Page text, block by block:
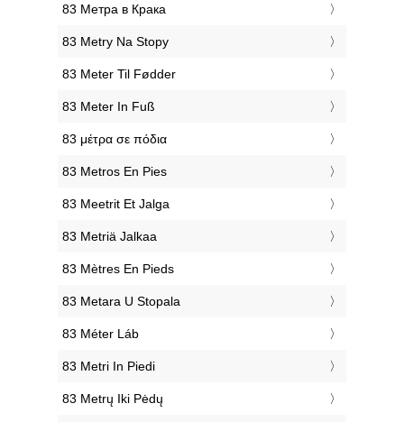
‎83 Метра в Крака
‎83 Metry Na Stopy
‎83 Meter Til Fødder
‎83 Meter In Fuß
‎83 μέτρα σε πόδια
‎83 Metros En Pies
‎83 Meetrit Et Jalga
‎83 Metriä Jalkaa
‎83 Mètres En Pieds
‎83 Metara U Stopala
‎83 Méter Láb
‎83 Metri In Piedi
‎83 Metrų Iki Pėdų